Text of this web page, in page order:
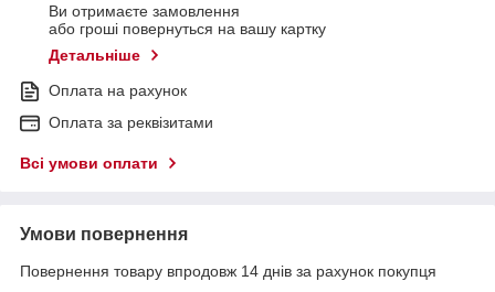
Ви отримаєте замовлення
або гроші повернуться на вашу картку
Детальніше
Оплата на рахунок
Оплата за реквізитами
Всі умови оплати
Умови повернення
Повернення товару впродовж 14 днів за рахунок покупця